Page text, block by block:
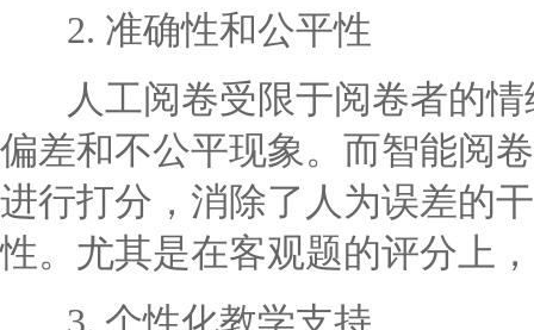
2. 准确性和公平性
人工阅卷受限于阅卷者的情
偏差和不公平现象。而智能阅
进行打分，消除了人为误差的
性。尤其是在客观题的评分上